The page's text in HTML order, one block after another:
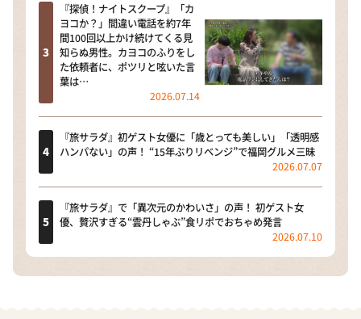
『探偵！ナイトスクープ』「カ
ヨコか？」間違い電話を約7年
間100回以上かけ続けてくる見
知らぬ男性。カヨコのふりをし
た依頼者に、ポツリと呟いた言
葉は…
2026.07.14
『旅サラダ』初ゲスト女優に「歳とっても美しい」「透明感
ハンパない」の声！ “15年ぶりリベンジ”で福岡グルメ三昧
2026.07.07
『旅サラダ』で「異次元のかわいさ」の声！ 初ゲスト女
優、贅沢すぎる“雲丹しゃぶ”食リポでおちゃめ発言
2026.07.10